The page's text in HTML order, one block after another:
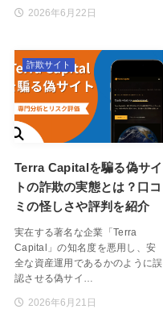
2026年6月22日
Terra Capitalを騙る偽サイ
トの詐欺の実態とは？口コ
ミの怪しさや評判を紹介
実在する著名な企業「Terra
Capital」の知名度を悪用し、安
全な資産運用であるかのように誤
認させる偽サイ…
2026年6月21日
詐欺サイト